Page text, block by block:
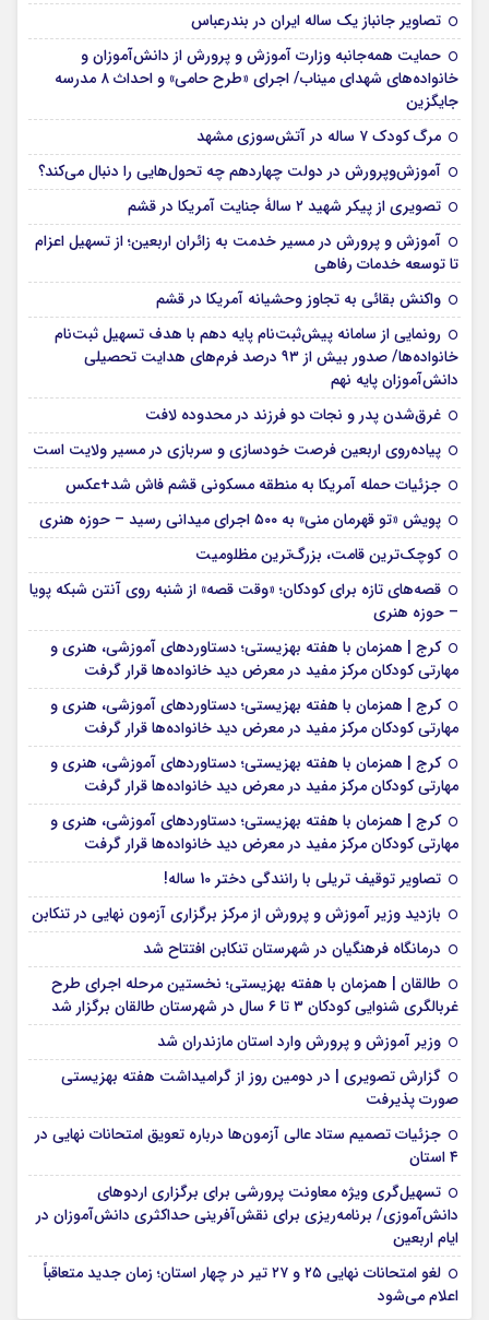
تصاویر جانباز یک ساله ایران در بندرعباس
حمایت همه‌جانبه وزارت آموزش و پرورش از دانش‌آموزان و
خانواده‌های شهدای میناب/ اجرای «طرح حامی» و احداث ۸ مدرسه
جایگزین
مرگ کودک ۷ ساله در آتش‌سوزی مشهد
آموزش‌وپرورش در دولت چهاردهم چه تحول‌هایی را دنبال می‌کند؟
تصویری از پیکر شهید ۲ سالۀ جنایت آمریکا در قشم
آموزش و پرورش در مسیر خدمت به زائران اربعین؛ از تسهیل اعزام
تا توسعه خدمات رفاهی
واکنش بقائی به تجاوز وحشیانه آمریکا در قشم
رونمایی از سامانه پیش‌ثبت‌نام پایه دهم با هدف تسهیل ثبت‌نام
خانواده‌ها/ صدور بیش از ۹۳ درصد فرم‌های هدایت تحصیلی
دانش‌آموزان پایه نهم
غرق‌شدن پدر و نجات دو فرزند در محدوده لافت
پیاده‌روی اربعین فرصت خودسازی و سربازی در مسیر ولایت است
جزئیات حمله آمریکا به منطقه مسکونی قشم فاش شد+عکس
پویش «تو قهرمان منی» به ۵۰۰ اجرای میدانی رسید – حوزه هنری
کوچک‌ترین قامت، بزرگ‌ترین مظلومیت
قصه‌های تازه برای کودکان؛ «وقت قصه» از شنبه روی آنتن شبکه پویا
– حوزه هنری
کرج | همزمان با هفته بهزیستی؛ دستاوردهای آموزشی، هنری و
مهارتی کودکان مرکز مفید در معرض دید خانواده‌ها قرار گرفت
کرج | همزمان با هفته بهزیستی؛ دستاوردهای آموزشی، هنری و
مهارتی کودکان مرکز مفید در معرض دید خانواده‌ها قرار گرفت
کرج | همزمان با هفته بهزیستی؛ دستاوردهای آموزشی، هنری و
مهارتی کودکان مرکز مفید در معرض دید خانواده‌ها قرار گرفت
کرج | همزمان با هفته بهزیستی؛ دستاوردهای آموزشی، هنری و
مهارتی کودکان مرکز مفید در معرض دید خانواده‌ها قرار گرفت
تصاویر توقیف تریلی با رانندگی دختر 10 ساله!
بازدید وزیر آموزش و پرورش از مرکز برگزاری آزمون نهایی در تنکابن
درمانگاه فرهنگیان در شهرستان تنکابن افتتاح شد
طالقان | همزمان با هفته بهزیستی؛ نخستین مرحله اجرای طرح
غربالگری شنوایی کودکان ۳ تا ۶ سال در شهرستان طالقان برگزار شد
وزیر آموزش و پرورش وارد استان مازندران شد
گزارش تصویری | در دومین روز از گرامیداشت هفته بهزیستی
صورت پذیرفت
جزئیات تصمیم ستاد عالی آزمون‌ها درباره تعویق امتحانات نهایی در
۴ استان
تسهیل‌گری ویژه معاونت پرورشی برای برگزاری اردوهای
دانش‌آموزی/ برنامه‌ریزی برای نقش‌آفرینی حداکثری دانش‌آموزان در
ایام اربعین
لغو امتحانات نهایی ۲۵ و ۲۷ تیر در چهار استان؛ زمان جدید متعاقباً
اعلام می‌شود